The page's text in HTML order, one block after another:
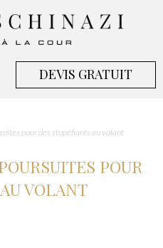
DEVIS GRATUIT
pour des stupéfiants au volant
POUR
VOLANT